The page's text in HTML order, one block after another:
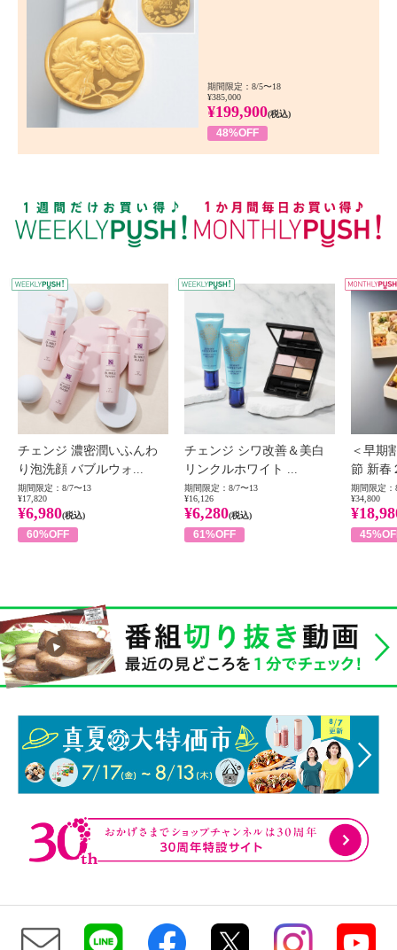
期間限定：8/5〜18
¥385,000
¥199,900(税込)
48%OFF
WEEKLY PUSH
チェンジ 濃密潤いふんわ
り泡洗顔 バブルウォ...
期間限定：8/7〜13
¥17,820
¥6,980(税込)
60%OFF
チェンジ シワ改善＆美白
リンクルホワイト ...
期間限定：8/7〜13
¥16,126
¥6,280(税込)
61%OFF
＜早期
節 新春
期間限定：
¥34,800